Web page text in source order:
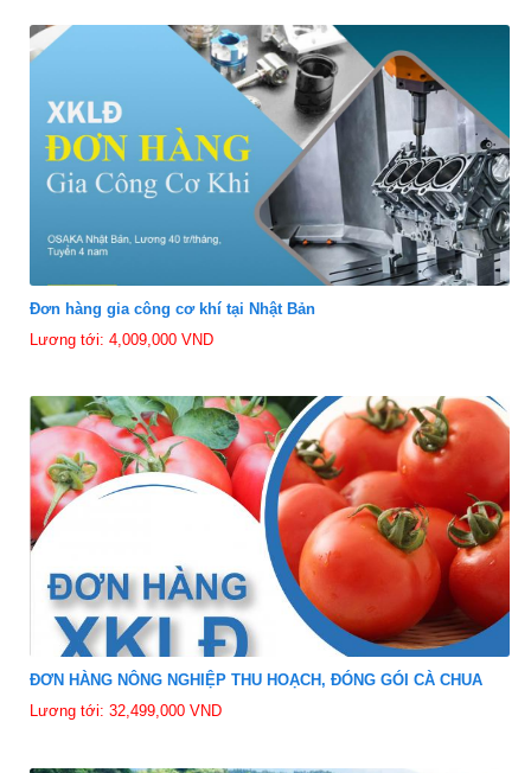
Đơn hàng gia công cơ khí tại Nhật Bản
Lương tới: 4,009,000 VND
ĐƠN HÀNG NÔNG NGHIỆP THU HOẠCH, ĐÓNG GÓI CÀ CHUA
Lương tới: 32,499,000 VND